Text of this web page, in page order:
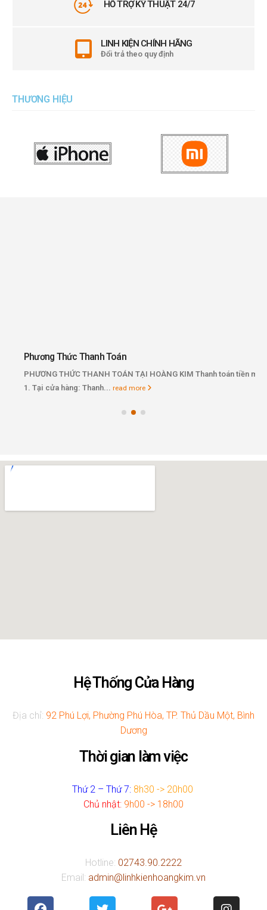
HỖ TRỢ KỸ THUẬT 24/7
LINH KIỆN CHÍNH HÃNG
Đổi trả theo quy định
THƯƠNG HIỆU
Phương Thức Thanh Toán
PHƯƠNG THỨC THANH TOÁN TẠI HOÀNG KIM Thanh toán tiền mặt:
1. Tại cửa hàng: Thanh...read more
Hệ Thống Cửa Hàng
Địa chỉ: 92 Phú Lợi, Phường Phú Hòa, TP. Thủ Dầu Một, Bình
Dương
Thời gian làm việc
Thứ 2 – Thứ 7: 8h30 -> 20h00
Chủ nhật: 9h00 -> 18h00
Liên Hệ
Hotline: 02743.90.2222
Email: admin@linhkienhoangkim.vn